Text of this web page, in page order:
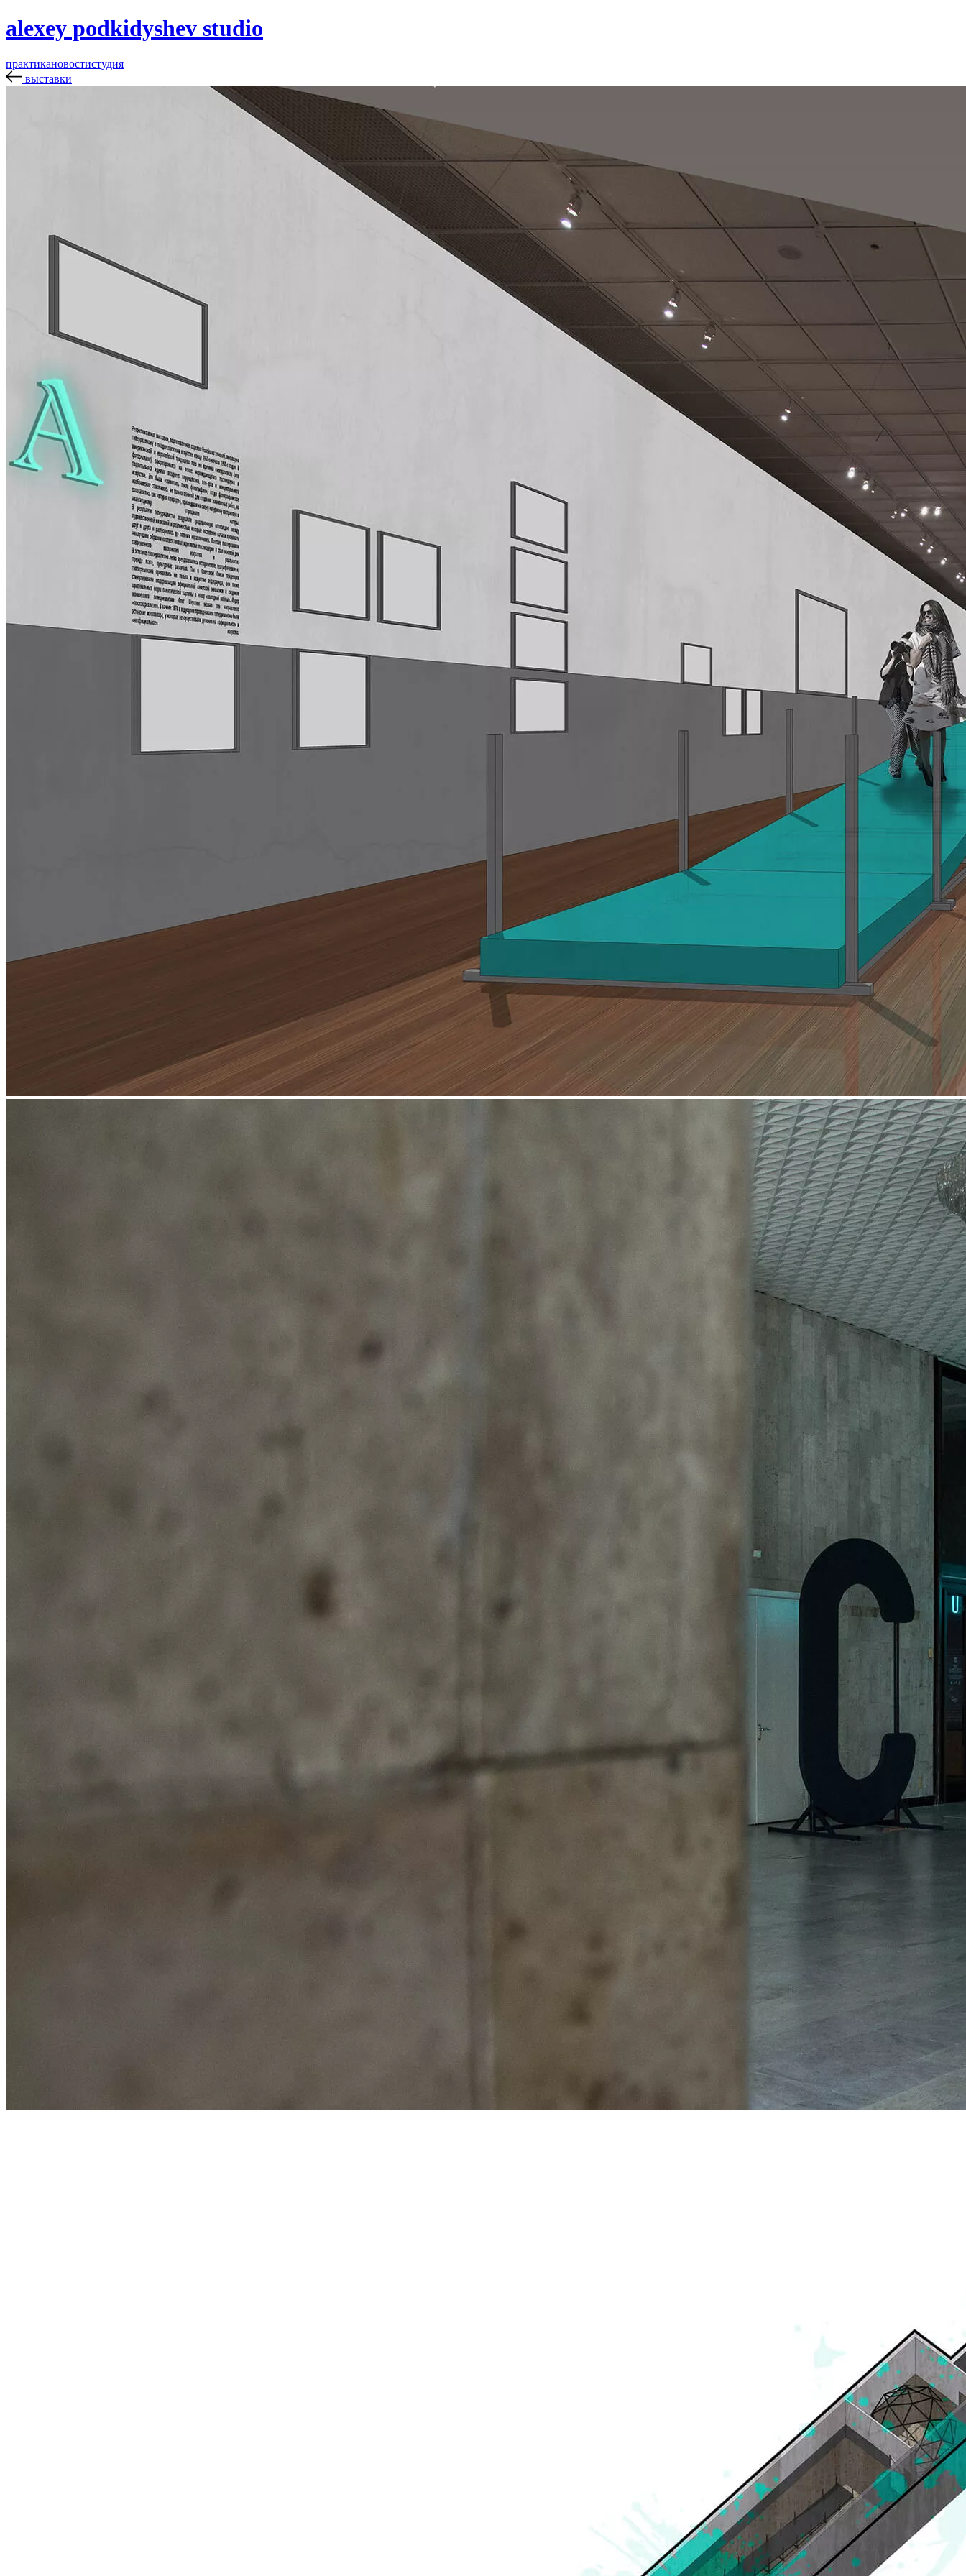
alexey podkidyshev studio
практикановостистудия
выставки